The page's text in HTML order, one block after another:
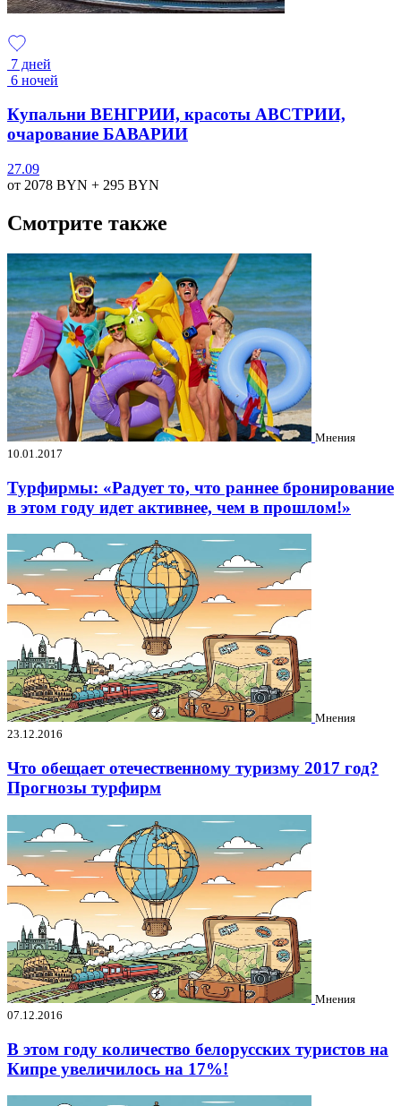
7 дней
6 ночей
Купальни ВЕНГРИИ, красоты АВСТРИИ,
очарование БАВАРИИ
27.09
от 2078 BYN + 295 BYN
Смотрите также
Мнения
10.01.2017
Турфирмы: «Радует то, что раннее бронирование
в этом году идет активнее, чем в прошлом!»
Мнения
23.12.2016
Что обещает отечественному туризму 2017 год?
Прогнозы турфирм
Мнения
07.12.2016
В этом году количество белорусских туристов на
Кипре увеличилось на 17%!